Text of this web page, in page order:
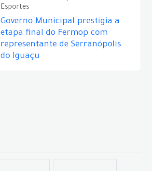
Esportes
Governo Municipal prestigia a
etapa final do Fermop com
representante de Serranópolis
do Iguaçu